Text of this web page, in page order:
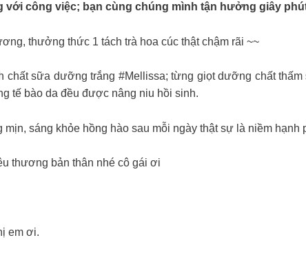
với công việc; bạn cùng chúng mình tận hưởng giây
thưởng thức 1 tách trà hoa cúc thật chậm rãi ~~
sữa dưỡng trắng #Mellissa; từng giọt dưỡng chất
tế bào da đều được nâng niu hồi sinh.
mịn, sáng khỏe hồng hào sau mỗi ngày thật sự là niềm hạnh
thương bản thân nhé cô gái ơi
em ơi.